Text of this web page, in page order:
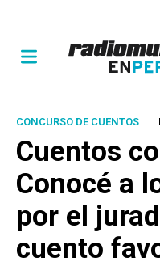
CONCURSO DE CUENTOS
Cuentos
Conocé a
por el
cuento